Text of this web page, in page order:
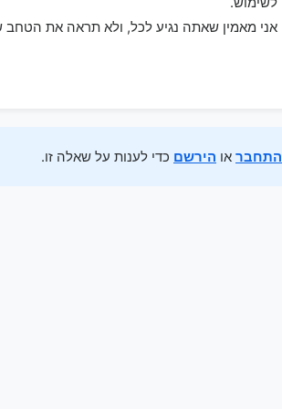
אני מאמין שאתה נגיע לכל, ולא תראה את הטחב
התחבר או הירשם כדי לענות על שאלה זו.